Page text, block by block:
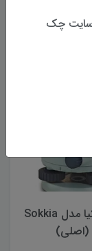
ترازیاب سوکیا مدل Sokkia
سایت چک